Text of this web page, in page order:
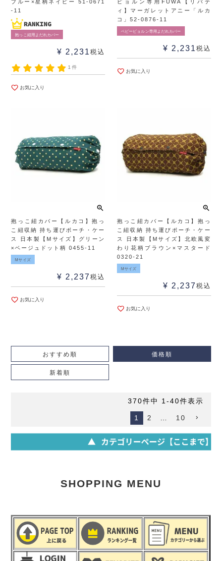
ブルー×星柄ネイビー 51-0671
-11
抱っこ紐用よだれカバー
¥ 2,231 税込
1件
お気に入り
ビョルン専用FUWA【リバテ
ィ】マーガレットアニー「ルカ
コ」52-0876-11
ベビービョルン専用よだれカバー
¥ 2,231 税込
お気に入り
抱っこ紐カバー【ルカコ】抱っ
こ紐収納 持ち運びポーチ・ケー
ス 日本製【Mサイズ】グリーン
×ベージュドット柄 0455-11
Mサイズ
¥ 2,237 税込
お気に入り
抱っこ紐カバー【ルカコ】抱っ
こ紐収納 持ち運びポーチ・ケー
ス 日本製【Mサイズ】北欧風変
わり花柄ブラウン×マスタード
0320-21
Mサイズ
¥ 2,237 税込
お気に入り
おすすめ順 価格順
新着順
370件中 1 -40件表示
1 2 10
SHOPPING MENU